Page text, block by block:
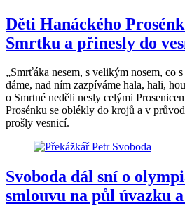
Děti Hanáckého
Smrtku a přinesly do
„Smrťáka nesem, s velikým nosem, co
dáme, nad ním zazpíváme hala, hali,
o Smrtné neděli nesly celými
Prosénku se oblékly do krojů a v
prošly vesnicí.
Svoboda dál sní o
smlouvu na půl úvazku